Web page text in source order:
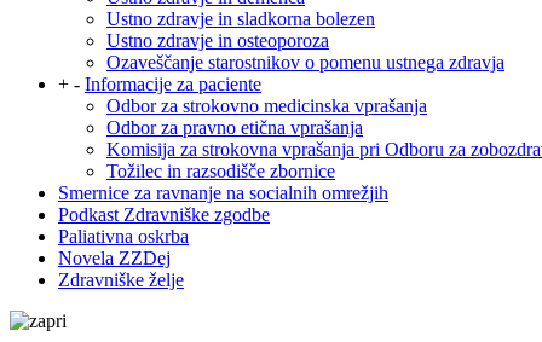
Ustno zdravje in sladkorna bolezen
Ustno zdravje in osteoporoza
Ozaveščanje starostnikov o pomenu ustnega zdravja
+ - Informacije za paciente
Odbor za strokovno medicinska vprašanja
Odbor za pravno etična vprašanja
Komisija za strokovna vprašanja pri Odboru za
Tožilec in razsodišče zbornice
Smernice za ravnanje na socialnih omrežjih
Podkast Zdravniške zgodbe
Paliativna oskrba
Novela ZZDej
Zdravniške želje